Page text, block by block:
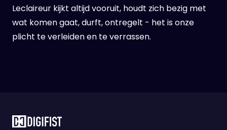
Leclaireur kijkt altijd vooruit, houdt zich bezig met
wat komen gaat, durft, ontregelt - het is onze
plicht te verleiden en te verrassen.